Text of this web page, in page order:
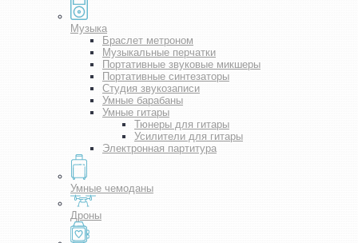
Музыка
Браслет метроном
Музыкальные перчатки
Портативные звуковые микшеры
Портативные синтезаторы
Студия звукозаписи
Умные барабаны
Умные гитары
Тюнеры для гитары
Усилители для гитары
Электронная партитура
Умные чемоданы
Дроны